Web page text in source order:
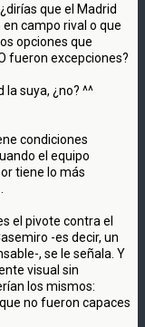
que el Madrid
campo rival o que
opciones que
fueron excepciones?
suya, ¿no? ^^
condiciones
el equipo
tiene lo más
el pivote contra el
-es decir, un
, se le señala. Y
visual sin
los mismos:
no fueron capaces